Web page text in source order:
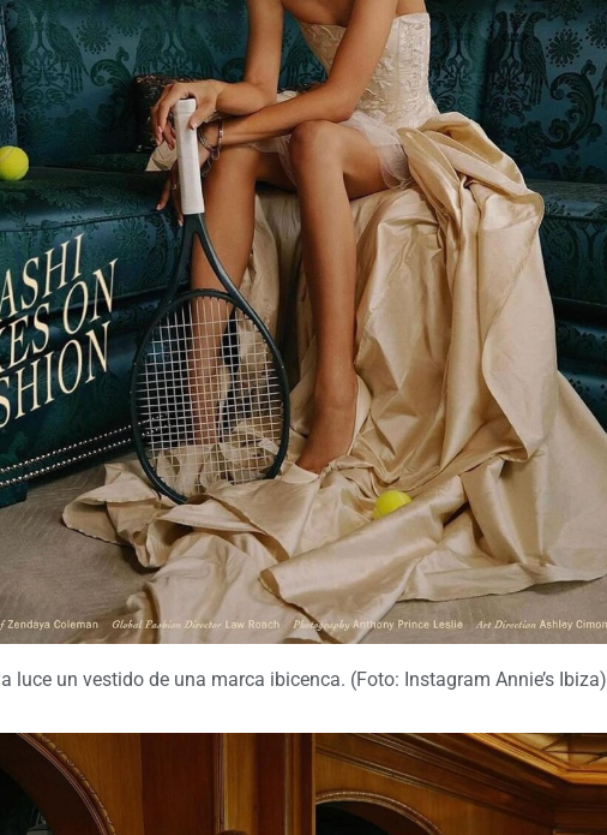
luce un vestido de una marca ibicenca. (Foto: Instagram Annie’s Ibiza)